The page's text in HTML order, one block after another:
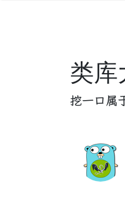
类库
挖一口属